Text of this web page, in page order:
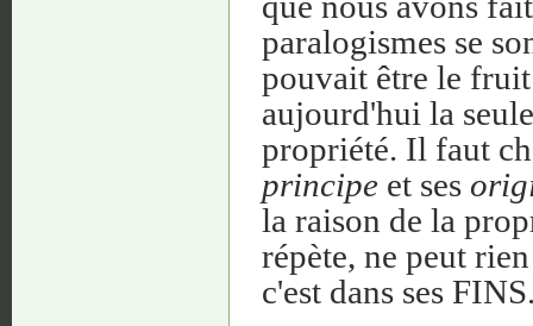
paralogismes se
pouvait être le
aujourd'hui la
propriété. Il faut
principe et ses
la raison de la
répète, ne peut
c'est dans ses